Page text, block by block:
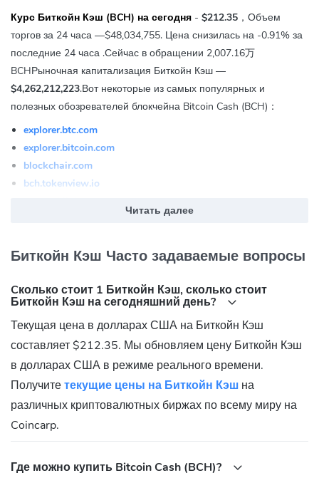
Курс Биткойн Кэш (BCH) на сегодня - $212.35 ，Объем
торгов за 24 часа —$48,034,755. Цена снизилась на -0.91% за
последние 24 часа .Сейчас в обращении 2,007.16万
BCHРыночная капитализация Биткойн Кэш —
$4,262,212,223.Вот некоторые из самых популярных и
полезных обозревателей блокчейна Bitcoin Cash (BCH)：
explorer.btc.com
explorer.bitcoin.com
blockchair.com
bch.tokenview.io
Что такое Bitcoin Cash (BCH)?
появились в результате разделения блокчейна Биткоина в
2017 году. В проект Биткоин Кэш внесены некоторые
улучшения по сравнению с оригинальным кодом Биткоина, что
увеличило быстродействие и масштабность сети.
Биткойн Кэш (BCH) Сообщество
FaceBook:https://www.facebook.com/bitcoincashorg
Reddit:
BNB Chain(BEP20):
Читать далее
Биткойн Кэш Часто задаваемые вопросы
Cколько стоит 1 Биткойн Кэш, сколько стоит
Биткойн Кэш на сегодняшний день?
Текущая цена в долларах США на Биткойн Кэш
составляет $212.35. Мы обновляем цену Биткойн Кэш
в долларах США в режиме реального времени.
Получитетекущие цены на Биткойн Кэш на
различных криптовалютных биржах по всему миру на
Coincarp.
Где можно купить Bitcoin Cash (BCH)?